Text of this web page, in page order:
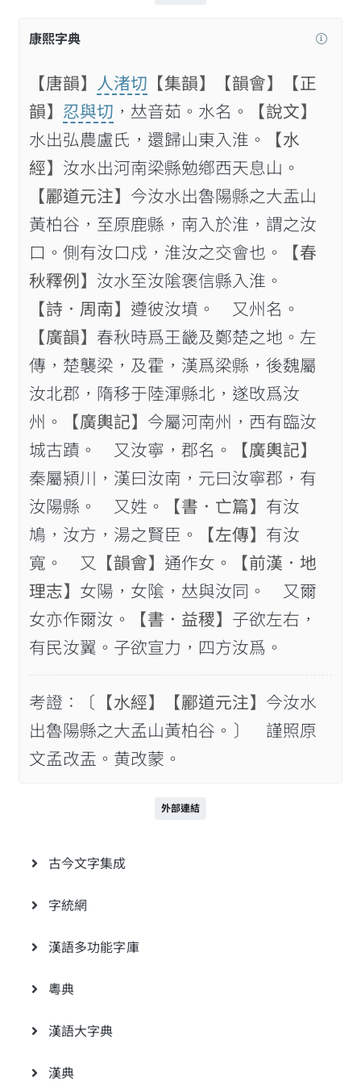
康熙字典
【唐韻】 人渚切 【集韻】 【韻會】
【正
韻】 忍與切 ，𠀤音茹。水名。
【說文】
水出弘農盧氏，還歸山東入淮。
【水
經】 汝水出河南梁縣勉鄕西天息山。
【酈道元注】 今汝水出魯陽縣之大盂山
黃柏谷，至原鹿縣，南入於淮，謂之汝
口。側有汝口戍，淮汝之交會也。
【春
秋釋例】 汝水至汝隂褒信縣入淮。
【詩．周南】 遵彼汝墳。 又州名。
【廣韻】 春秋時爲王畿及鄭楚之地。左
傳，楚襲梁，及霍，漢爲梁縣，後魏屬
汝北郡，隋移于陸渾縣北，遂攺爲汝
州。
【廣輿記】 今屬河南州，西有臨汝
城古蹟。 又汝寧，郡名。
【廣輿記】
秦屬潁川，漢曰汝南，元曰汝寧郡，有
汝陽縣。 又姓。
【書．亡篇】 有汝
鳩，汝方，湯之賢臣。
【左傳】 有汝
寬。 又
【韻會】 通作女。
【前漢．地
理志】 女陽，女隂，𠀤與汝同。 又爾
女亦作爾汝。
【書．益稷】 子欲左右，
有民汝翼。子欲宣力，四方汝爲。
考證：〔 【水經】 【酈道元注】 今汝水
出魯陽縣之大孟山黃柏谷。〕 謹照原
文孟改盂。黄改蒙。
外部連結
古今文字集成
字統網
漢語多功能字庫
粵典
漢語大字典
漢典